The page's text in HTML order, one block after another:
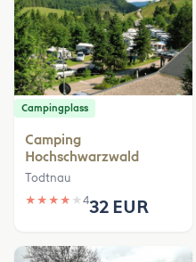
Campingplass
Camping
Hochschwarzwald
Todtnau
★ ★ ★ ★ ★ 432 EUR